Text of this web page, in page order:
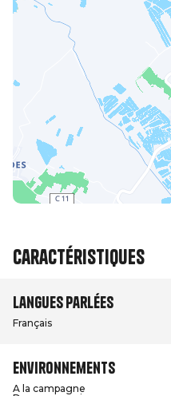
Caractéristiques
Langues parlées
Français
Environnements
A la campagne